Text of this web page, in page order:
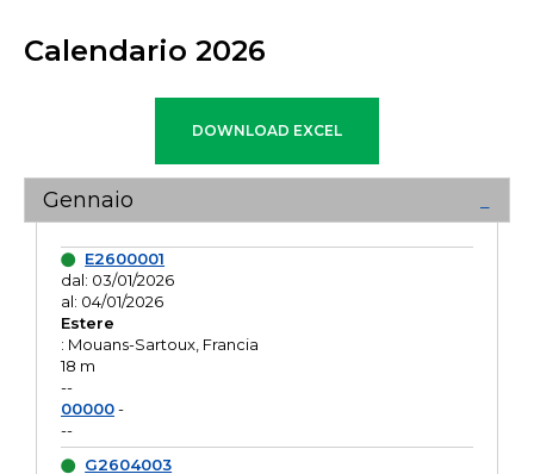
Calendario 2026
Gennaio
E2600001
dal: 03/01/2026
al: 04/01/2026
Estere
: Mouans-Sartoux, Francia
18 m
--
00000-
--
G2604003